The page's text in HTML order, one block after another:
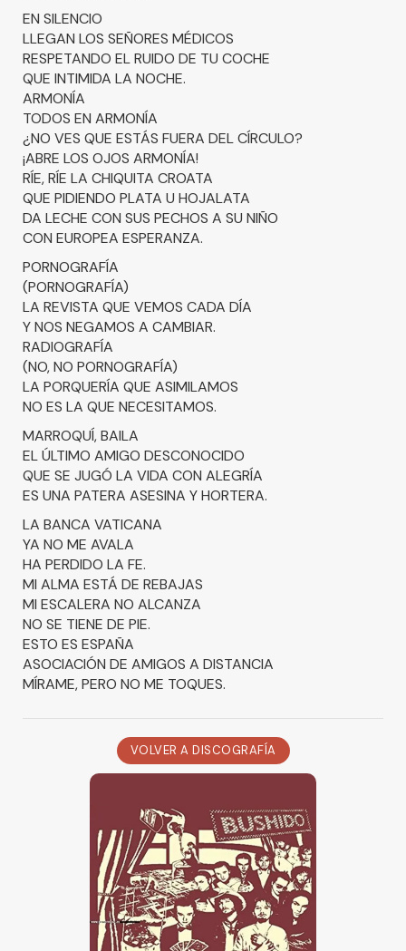
EN SILENCIO
LLEGAN LOS SEÑORES MÉDICOS
RESPETANDO EL RUIDO DE TU COCHE
QUE INTIMIDA LA NOCHE.
ARMONÍA
TODOS EN ARMONÍA
¿NO VES QUE ESTÁS FUERA DEL CÍRCULO?
¡ABRE LOS OJOS ARMONÍA!
RÍE, RÍE LA CHIQUITA CROATA
QUE PIDIENDO PLATA U HOJALATA
DA LECHE CON SUS PECHOS A SU NIÑO
CON EUROPEA ESPERANZA.
PORNOGRAFÍA
(PORNOGRAFÍA)
LA REVISTA QUE VEMOS CADA DÍA
Y NOS NEGAMOS A CAMBIAR.
RADIOGRAFÍA
(NO, NO PORNOGRAFÍA)
LA PORQUERÍA QUE ASIMILAMOS
NO ES LA QUE NECESITAMOS.
MARROQUÍ, BAILA
EL ÚLTIMO AMIGO DESCONOCIDO
QUE SE JUGÓ LA VIDA CON ALEGRÍA
ES UNA PATERA ASESINA Y HORTERA.
LA BANCA VATICANA
YA NO ME AVALA
HA PERDIDO LA FE.
MI ALMA ESTÁ DE REBAJAS
MI ESCALERA NO ALCANZA
NO SE TIENE DE PIE.
ESTO ES ESPAÑA
ASOCIACIÓN DE AMIGOS A DISTANCIA
MÍRAME, PERO NO ME TOQUES.
VOLVER A DISCOGRAFÍA